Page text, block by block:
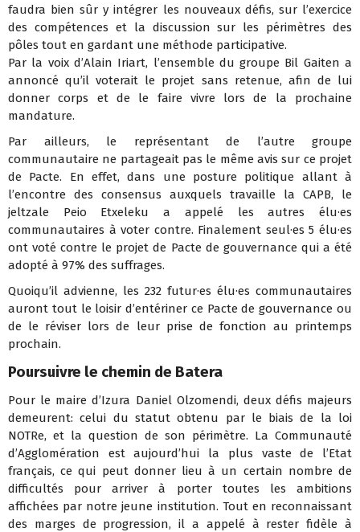
faudra bien sûr y intégrer les nouveaux défis, sur l’exercice
des compétences et la discussion sur les périmètres des
pôles tout en gardant une méthode participative.
Par la voix d’Alain Iriart, l’ensemble du groupe Bil Gaiten a
annoncé qu’il voterait le projet sans retenue, afin de lui
donner corps et de le faire vivre lors de la prochaine
mandature.
Par ailleurs, le représentant de l’autre groupe
communautaire ne partageait pas le même avis sur ce projet
de Pacte. En effet, dans une posture politique allant à
l’encontre des consensus auxquels travaille la CAPB, le
jeltzale Peio Etxeleku a appelé les autres élu·es
communautaires à voter contre. Finalement seul·es 5 élu·es
ont voté contre le projet de Pacte de gouvernance qui a été
adopté à 97% des suffrages.
Quoiqu’il advienne, les 232 futur·es élu·es communautaires
auront tout le loisir d’entériner ce Pacte de gouvernance ou
de le réviser lors de leur prise de fonction au printemps
prochain.
Poursuivre le chemin de Batera
Pour le maire d’Izura Daniel Olzomendi, deux défis majeurs
demeurent: celui du statut obtenu par le biais de la loi
NOTRe, et la question de son périmètre. La Communauté
d’Agglomération est aujourd’hui la plus vaste de l’Etat
français, ce qui peut donner lieu à un certain nombre de
difficultés pour arriver à porter toutes les ambitions
affichées par notre jeune institution. Tout en reconnaissant
des marges de progression, il a appelé à rester fidèle à